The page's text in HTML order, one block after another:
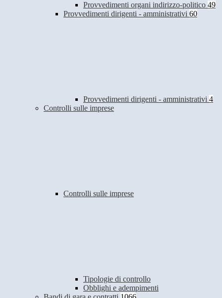
Provvedimenti organi indirizzo-politico 49
Provvedimenti dirigenti - amministrativi 60
Provvedimenti dirigenti - amministrativi 4
Controlli sulle imprese
Controlli sulle imprese
Tipologie di controllo
Obblighi e adempimenti